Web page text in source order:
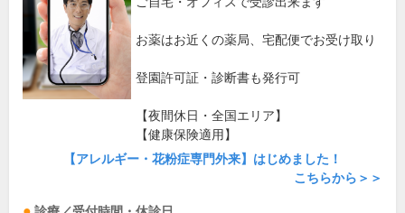
お薬はお近くの薬局、宅配便でお受け取り
登園許可証・診断書も発行可
【夜間休日・全国エリア】
【健康保険適用】
【アレルギー・花粉症専門外来】はじめました！
こちらから＞＞